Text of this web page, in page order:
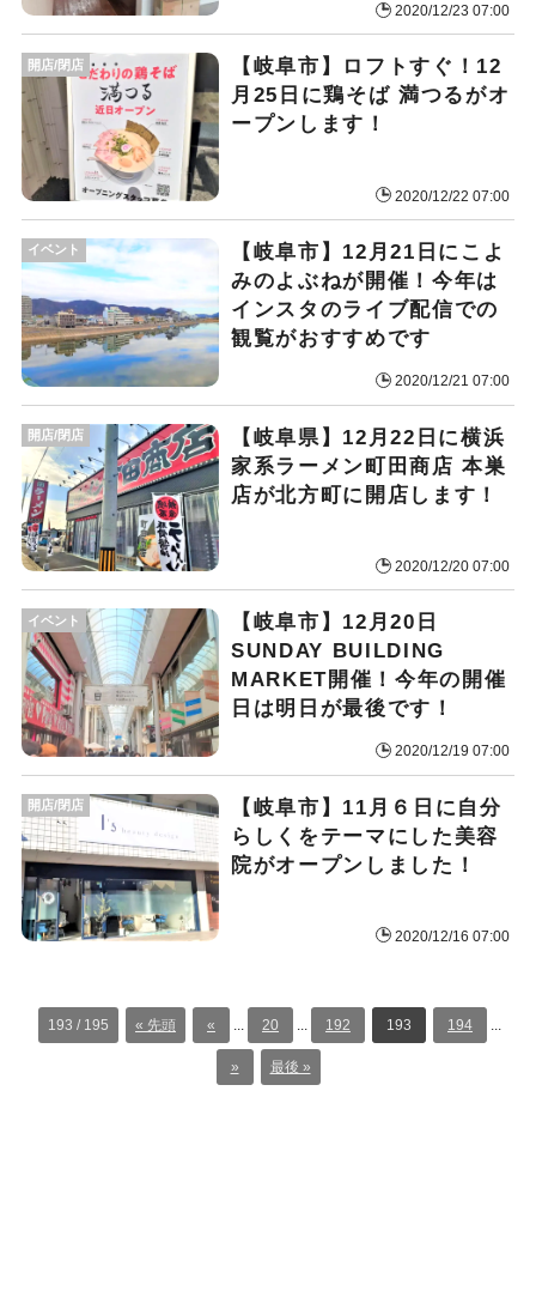
2020/12/23 07:00
【岐阜市】ロフトすぐ！12
月25日に鶏そば 満つるがオ
ープンします！
2020/12/22 07:00
開店/閉店
【岐阜市】12月21日にこよ
みのよぶねが開催！今年は
インスタのライブ配信での
観覧がおすすめです
2020/12/21 07:00
イベント
【岐阜県】12月22日に横浜
家系ラーメン町田商店 本巣
店が北方町に開店します！
2020/12/20 07:00
開店/閉店
【岐阜市】12月20日
SUNDAY BUILDING
MARKET開催！今年の開催
日は明日が最後です！
2020/12/19 07:00
イベント
【岐阜市】11月６日に自分
らしくをテーマにした美容
院がオープンしました！
2020/12/16 07:00
開店/閉店
193 / 195 « 先頭 « ... 20 ... 192 193 194 ...
» 最後 »